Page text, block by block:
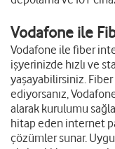
Vodafone ile
Vodafone ile fiber
işyerinizde hızlı ve
yaşayabilirsiniz. Fiber
ediyorsanız,
alarak kurulumu
hitap eden internet
çözümler sunar.